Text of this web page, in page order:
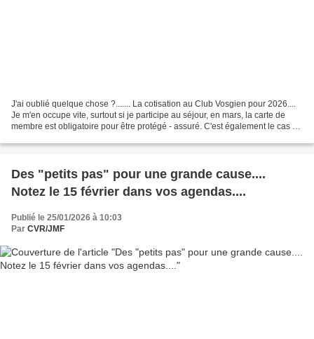
J'ai oublié quelque chose ?....... La cotisation au Club Vosgien pour 2026....
Je m'en occupe vite, surtout si je participe au séjour, en mars, la carte de
membre est obligatoire pour être protégé - assuré. C'est également le cas si
Des "petits pas" pour une grande cause....
Notez le 15 février dans vos agendas....
Publié le 25/01/2026 à 10:03
Par CVR/JMF